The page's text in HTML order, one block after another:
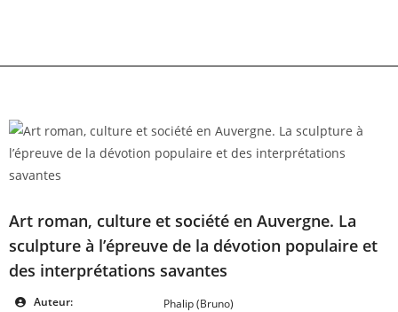
Art roman, culture et société en Auvergne. La
sculpture à l’épreuve de la dévotion populaire et
des interprétations savantes
Auteur:
Phalip (Bruno)